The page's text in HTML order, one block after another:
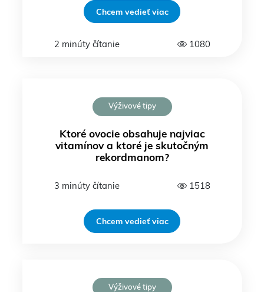
Chcem vedieť viac
2 minúty čítanie 1080
Výživové tipy
Ktoré ovocie obsahuje najviac
vitamínov a ktoré je skutočným
rekordmanom?
3 minúty čítanie 1518
Chcem vedieť viac
Výživové tipy